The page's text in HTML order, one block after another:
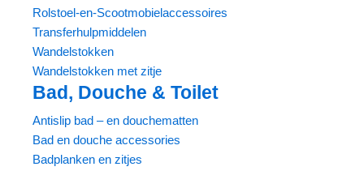
Rolstoel-en-Scootmobielaccessoires
Transferhulpmiddelen
Wandelstokken
Wandelstokken met zitje
Bad, Douche & Toilet
Antislip bad – en douchematten
Bad en douche accessories
Badplanken en zitjes